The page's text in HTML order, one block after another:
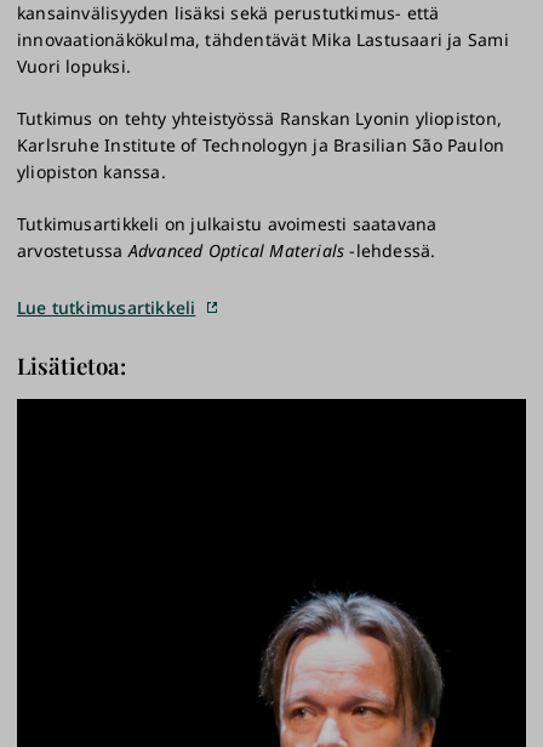
kansainvälisyyden lisäksi sekä perustutkimus- että
innovaationäkökulma, tähdentävät Mika Lastusaari ja Sami
Vuori lopuksi.
Tutkimus on tehty yhteistyössä Ranskan Lyonin yliopiston,
Karlsruhe Institute of Technologyn ja Brasilian São Paulon
yliopiston kanssa.
Tutkimusartikkeli on julkaistu avoimesti saatavana
arvostetussaAdvanced Optical Materials -lehdessä.
Lue tutkimusartikkeli
Lisätietoa: